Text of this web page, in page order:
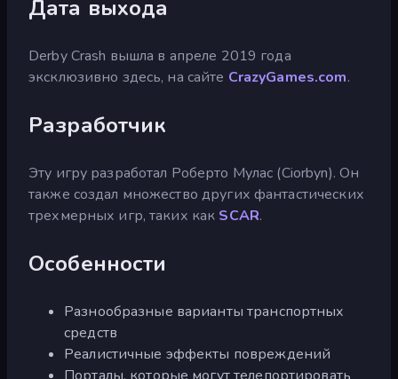
Дата выхода
Derby Crash вышла в апреле 2019 года
эксклюзивно здесь, на сайте CrazyGames.com.
Разработчик
Эту игру разработал Роберто Мулас (Ciorbyn). Он
также создал множество других фантастических
трехмерных игр, таких как SCAR.
Особенности
Разнообразные варианты транспортных
средств
Реалистичные эффекты повреждений